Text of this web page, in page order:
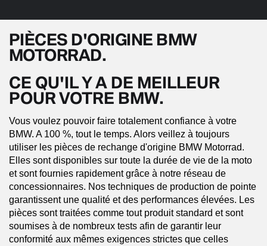
PIÈCES D'ORIGINE BMW
MOTORRAD.
CE QU'IL Y A DE MEILLEUR
POUR VOTRE BMW.
Vous voulez pouvoir faire totalement confiance à votre
BMW. A 100 %, tout le temps. Alors veillez à toujours
utiliser les pièces de rechange d'origine BMW Motorrad.
Elles sont disponibles sur toute la durée de vie de la moto
et sont fournies rapidement grâce à notre réseau de
concessionnaires. Nos techniques de production de pointe
garantissent une qualité et des performances élevées. Les
pièces sont traitées comme tout produit standard et sont
soumises à de nombreux tests afin de garantir leur
conformité aux mêmes exigences strictes que celles